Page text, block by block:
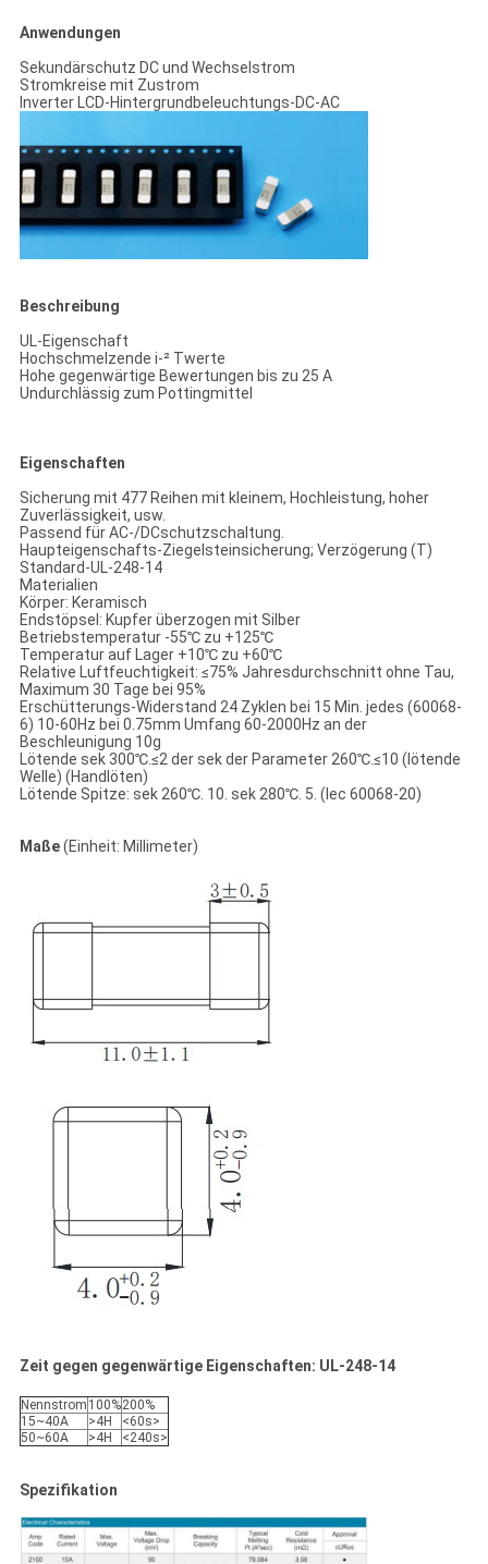
Anwendungen
Sekundärschutz DC und Wechselstrom
Stromkreise mit Zustrom
Inverter LCD-Hintergrundbeleuchtungs-DC-AC
Beschreibung
UL-Eigenschaft
Hochschmelzende i-² Twerte
Hohe gegenwärtige Bewertungen bis zu 25 A
Undurchlässig zum Pottingmittel
Eigenschaften
Sicherung mit 477 Reihen mit kleinem, Hochleistung, hoher
Zuverlässigkeit, usw.
Passend für AC-/DCschutzschaltung.
Haupteigenschafts-Ziegelsteinsicherung; Verzögerung (T)
Standard-UL-248-14
Materialien
Körper: Keramisch
Endstöpsel: Kupfer überzogen mit Silber
Betriebstemperatur -55℃ zu +125℃
Temperatur auf Lager +10℃ zu +60℃
Relative Luftfeuchtigkeit: ≤75% Jahresdurchschnitt ohne Tau,
Maximum 30 Tage bei 95%
Erschütterungs-Widerstand 24 Zyklen bei 15 Min. jedes (60068-
6) 10-60Hz bei 0.75mm Umfang 60-2000Hz an der
Beschleunigung 10g
Lötende sek 300℃.≤2 der sek der Parameter 260℃.≤10 (lötende
Welle) (Handlöten)
Lötende Spitze: sek 260℃. 10. sek 280℃. 5. (Iec 60068-20)
Maße(Einheit: Millimeter)
Zeit gegen gegenwärtige Eigenschaften: UL-248-14
Nennstrom 100%200%
15~40A
>4H
<60s>
50~60A
>4H <240s>
Spezifikation